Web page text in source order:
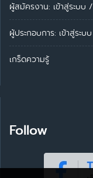
ผู้สมัครงาน: เข้าสู่ระบบ /
ผู้ประกอบการ: เข้าสู่ระบบ
เกร็ดความรู้
Follow